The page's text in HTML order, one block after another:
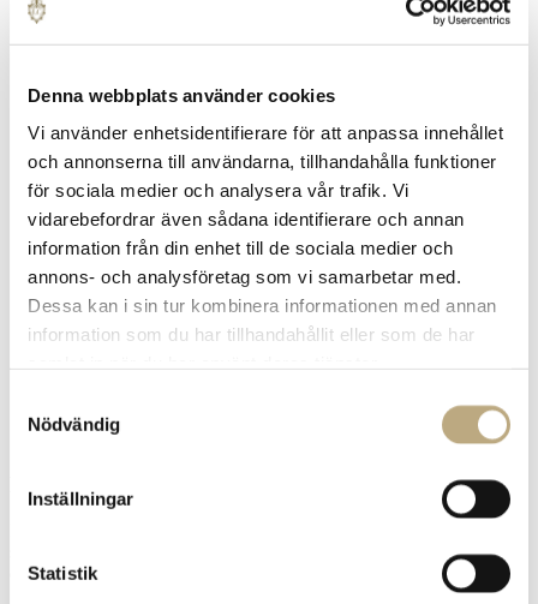
Denna webbplats använder cookies
Vi använder enhetsidentifierare för att anpassa innehållet
och annonserna till användarna, tillhandahålla funktioner
för sociala medier och analysera vår trafik. Vi
vidarebefordrar även sådana identifierare och annan
information från din enhet till de sociala medier och
annons- och analysföretag som vi samarbetar med.
Dessa kan i sin tur kombinera informationen med annan
information som du har tillhandahållit eller som de har
Nödvändig
Inställningar
Statistik
själv se till att säkra din framtida lön. Tjänstepensionen är viktig då
den utgör mellan 20–50 procent av den totala pensionen.